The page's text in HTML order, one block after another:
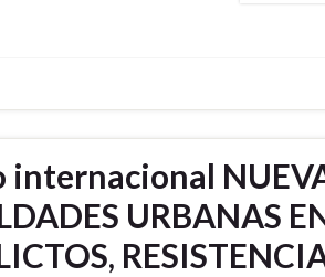
internacional
URBANAS